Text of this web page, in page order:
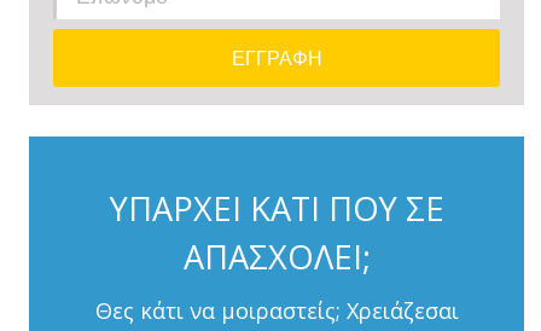
ΥΠΑΡΧΕΙ ΚΑΤΙ ΠΟΥ ΣΕ
ΑΠΑΣΧΟΛΕΙ;
Θες κάτι να μοιραστείς; Χρειάζεσαι